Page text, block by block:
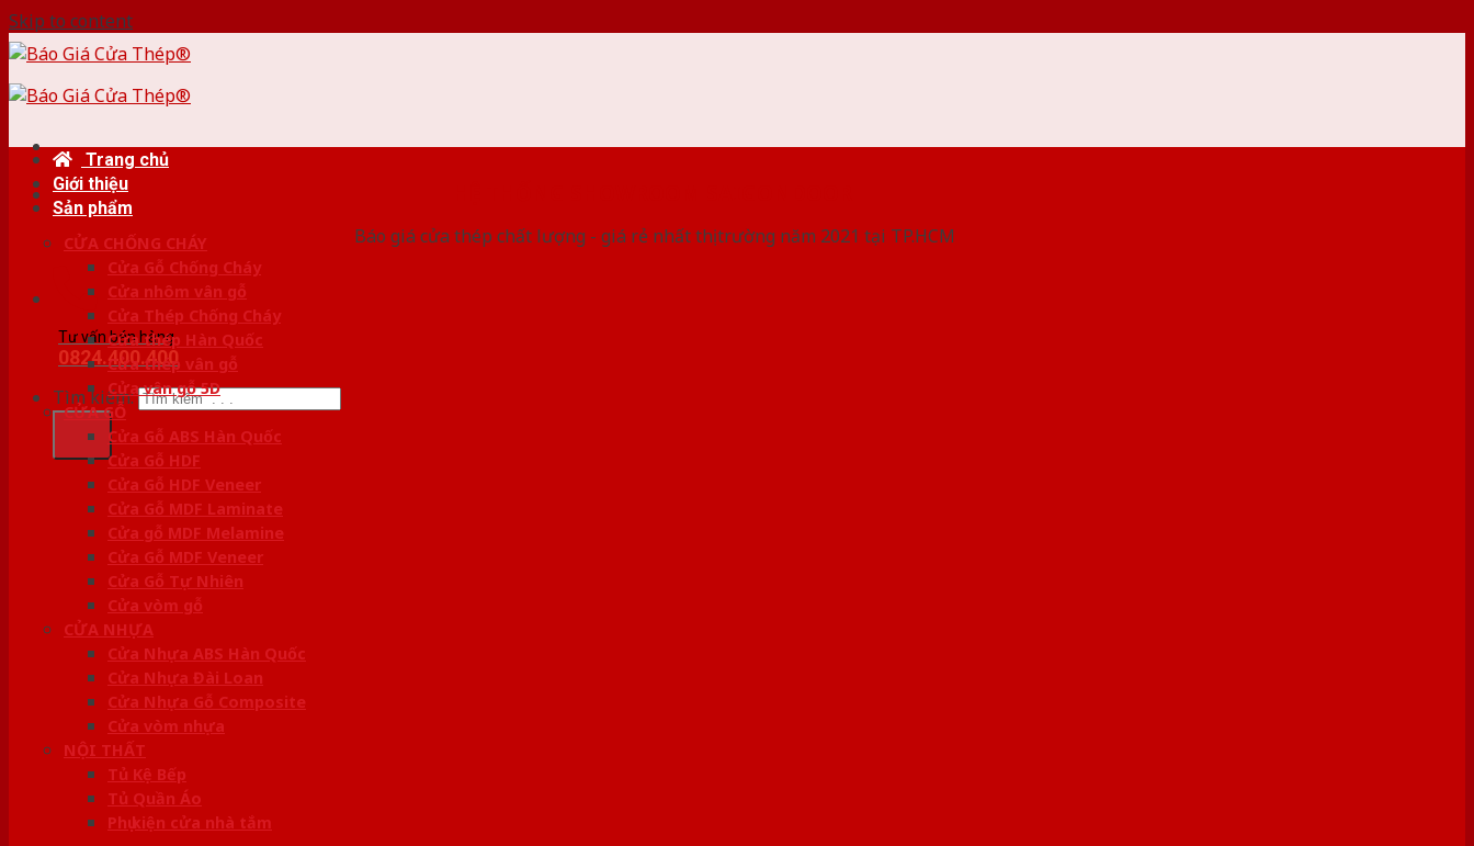
Skip to content
Báo giá cửa thép chất lượng - giá rẻ nhất thị trường năm 2021 tại TP.HCM
Tư vấn bán hàng
0824.400.400
Tìm kiếm:
Trang chủ
Giới thiệu
Sản phẩm
CỬA CHỐNG CHÁY
Cửa Gỗ Chống Cháy
Cửa nhôm vân gỗ
Cửa Thép Chống Cháy
Cửa thép Hàn Quốc
Cửa thép vân gỗ
Cửa vân gỗ 5D
CỬA GỖ
Cửa Gỗ ABS Hàn Quốc
Cửa Gỗ HDF
Cửa Gỗ HDF Veneer
Cửa Gỗ MDF Laminate
Cửa gỗ MDF Melamine
Cửa Gỗ MDF Veneer
Cửa Gỗ Tự Nhiên
Cửa vòm gỗ
CỬA NHỰA
Cửa Nhựa ABS Hàn Quốc
Cửa Nhựa Đài Loan
Cửa Nhựa Gỗ Composite
Cửa vòm nhựa
NỘI THẤT
Tủ Kệ Bếp
Tủ Quần Áo
Phụ kiện cửa nhà tắm